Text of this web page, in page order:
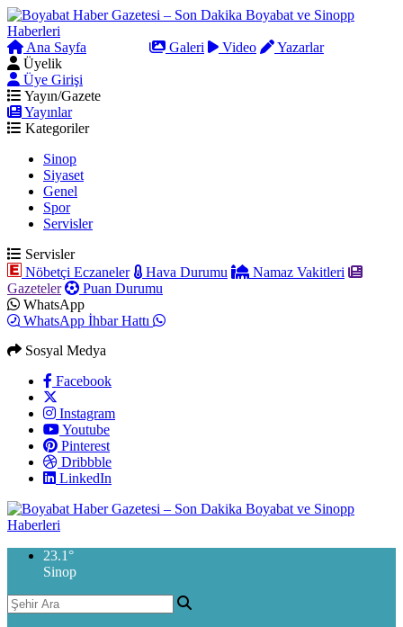
Ana Sayfa Galeri Video
Yazarlar
Üyelik
Üye Girişi
Yayın/Gazete
Yayınlar
Kategoriler
Sinop
Siyaset
Genel
Spor
Servisler
Servisler
Nöbetçi Eczaneler
Hava Durumu
Namaz Vakitleri
Gazeteler
Puan Durumu
WhatsApp
WhatsApp İhbar Hattı
Sosyal Medya
Facebook
Instagram
Youtube
Pinterest
Dribbble
LinkedIn
23.1 °
Sinop